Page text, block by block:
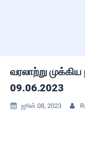
வரலாற்று
09.06.2023
 ஜூன் 08, 2023 